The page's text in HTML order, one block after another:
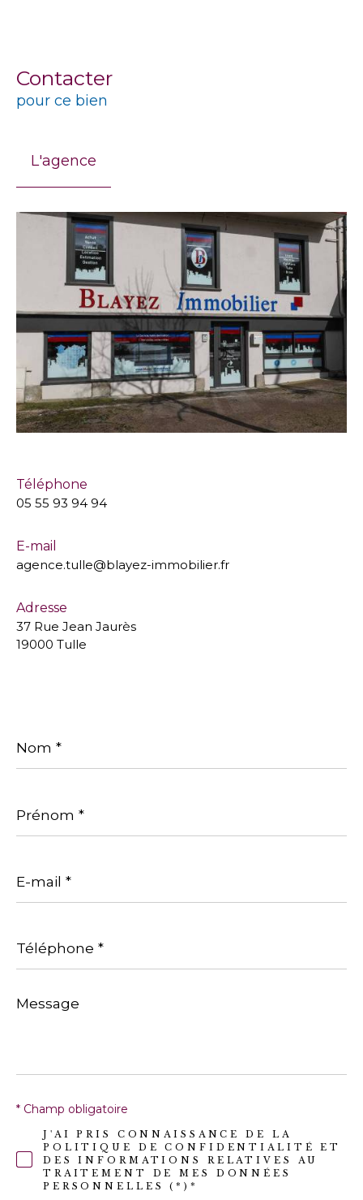
Contacter
pour ce bien
L'agence
Téléphone
05 55 93 94 94
E-mail
agence.tulle@blayez-immobilier.fr
Adresse
37 Rue Jean Jaurès
19000 Tulle
*
*
mail
*
*
Message
*
J'AI PRIS CONNAISSANCE DE LA
POLITIQUE DE CONFIDENTIALITÉ ET
DES INFORMATIONS RELATIVES AU
TRAITEMENT DE MES DONNÉES
PERSONNELLES (*)*
* Champ obligatoire